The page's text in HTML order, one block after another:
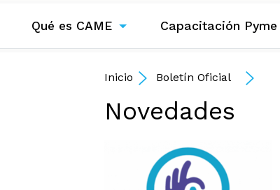
Qué es CAME Capacitación Pyme
Inicio Boletín Oficial
Novedades